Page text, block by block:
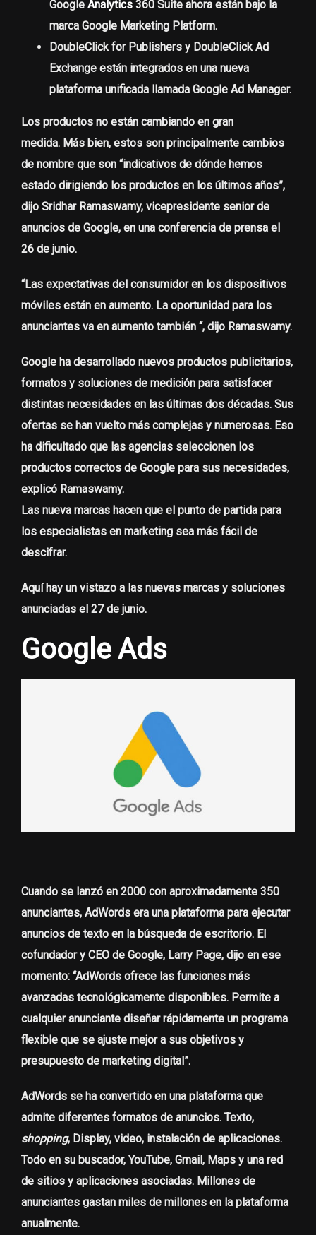
Google Analytics 360 Suite ahora están bajo la
marca Google Marketing Platform.
DoubleClick for Publishers y DoubleClick Ad
Exchange están integrados en una nueva
plataforma unificada llamada Google Ad Manager.
Los productos no están cambiando en gran
medida. Más bien, estos son principalmente cambios
de nombre que son “indicativos de dónde hemos
estado dirigiendo los productos en los últimos años”,
dijo Sridhar Ramaswamy, vicepresidente senior de
anuncios de Google, en una conferencia de prensa el
26 de junio.
“Las expectativas del consumidor en los dispositivos
móviles están en aumento. La oportunidad para los
anunciantes va en aumento también “, dijo Ramaswamy.
Google ha desarrollado nuevos productos publicitarios,
formatos y soluciones de medición para satisfacer
distintas necesidades en las últimas dos décadas. Sus
ofertas se han vuelto más complejas y numerosas. Eso
ha dificultado que las agencias seleccionen los
productos correctos de Google para sus necesidades,
explicó Ramaswamy.
Las nueva marcas hacen que el punto de partida para
los especialistas en marketing sea más fácil de
descifrar.
Aquí hay un vistazo a las nuevas marcas y soluciones
anunciadas el 27 de junio.
Google Ads
Cuando se lanzó en 2000 con aproximadamente 350
anunciantes, AdWords era una plataforma para ejecutar
anuncios de texto en la búsqueda de escritorio. El
cofundador y CEO de Google, Larry Page, dijo en ese
momento: “AdWords ofrece las funciones más
avanzadas tecnológicamente disponibles. Permite a
cualquier anunciante diseñar rápidamente un programa
flexible que se ajuste mejor a sus objetivos y
presupuesto de marketing digital”.
AdWords se ha convertido en una plataforma que
admite diferentes formatos de anuncios. Texto,
shopping, Display, video, instalación de aplicaciones.
Todo en su buscador, YouTube, Gmail, Maps y una red
de sitios y aplicaciones asociadas. Millones de
anunciantes gastan miles de millones en la plataforma
anualmente.